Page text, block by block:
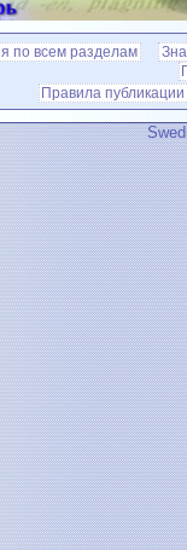
по всем разделам
Правила публикации